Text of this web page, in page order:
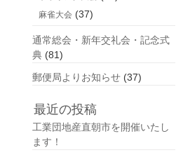
麻雀大会 (37)
通常総会・新年交礼会・記念式
典 (81)
郵便局よりお知らせ (37)
最近の投稿
工業団地産直朝市を開催いたし
ます！